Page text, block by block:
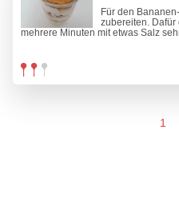
Für den
zubereiten.
mehrere Minuten mit etwas Salz
1